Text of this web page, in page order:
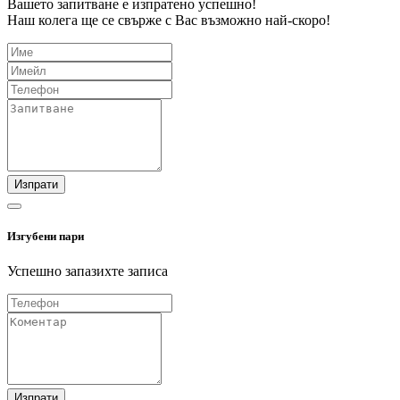
Вашето запитване е изпратено успешно!
Наш колега ще се свърже с Вас възможно най-скоро!
Изпрати
Изгубени пари
Успешно запазихте записа